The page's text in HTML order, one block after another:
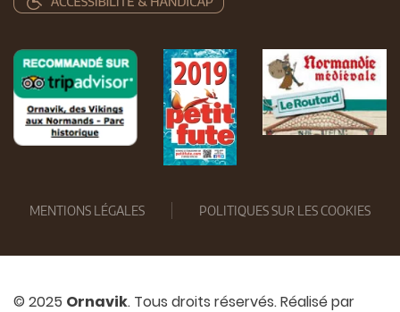
MENTIONS LÉGALES POLITIQUES SUR LES COOKIES
© 2025 Ornavik. Tous droits réservés. Réalisé par